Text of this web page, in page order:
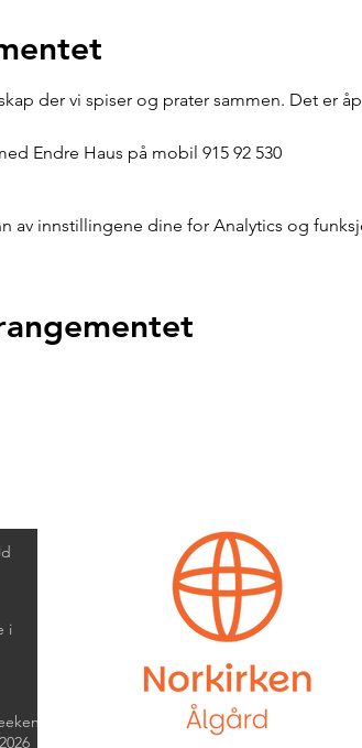
der vi spiser og prater sammen. Det er
Endre Haus på mobil 915 92 530
av innstillingene dine for Analytics og
i